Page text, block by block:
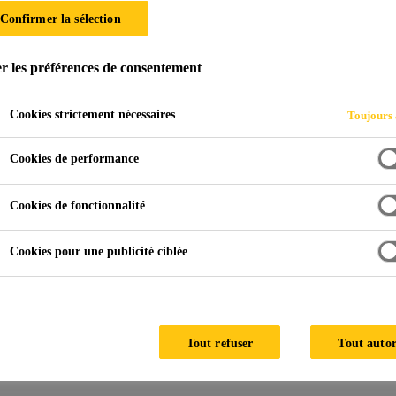
Pales de rotor Strukturelle Montage von Rotorblättern
adhesives are used in structural
blades. These high performance
excellent strength and crack resistance,
Confirmer la sélection
les préférences de consentement
Cookies strictement nécessaires Toujours
Cookies de performance
Cookies de fonctionnalité
Cookies pour une publicité ciblée
Tout refuser Tout